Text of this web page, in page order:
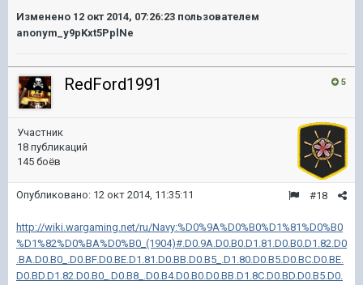
Изменено 12 окт 2014, 07:26:23 пользователем
anonym_y9pKxt5PplNe
5
RedFord1991
Участник
18 публикаций
145 боёв
#18
Опубликовано: 12 окт 2014, 11:35:11
http://wiki.wargaming.net/ru/Navy:%D0%9A%D0%B0%D1%81%D0%B0
%D1%82%D0%BA%D0%B0_(1904)#.D0.9A.D0.B0.D1.81.D0.B0.D1.82.D0
.BA.D0.B0_.D0.BF.D0.BE.D1.81.D0.BB.D0.B5_.D1.80.D0.B5.D0.BC.D0.BE.
D0.BD.D1.82.D0.B0_.D0.B8_.D0.B4.D0.B0.D0.BB.D1.8C.D0.BD.D0.B5.D0.